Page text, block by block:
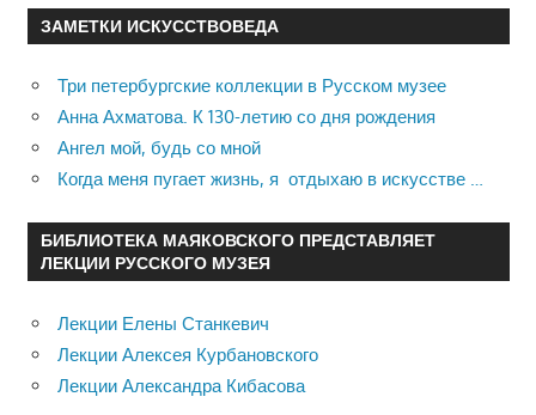
ЗАМЕТКИ ИСКУССТВОВЕДА
Три петербургские коллекции в Русском музее
Анна Ахматова. К 130-летию со дня рождения
Ангел мой, будь со мной
Когда меня пугает жизнь, я отдыхаю в искусстве …
БИБЛИОТЕКА МАЯКОВСКОГО ПРЕДСТАВЛЯЕТ
ЛЕКЦИИ РУССКОГО МУЗЕЯ
Лекции Елены Станкевич
Лекции Алексея Курбановского
Лекции Александра Кибасова